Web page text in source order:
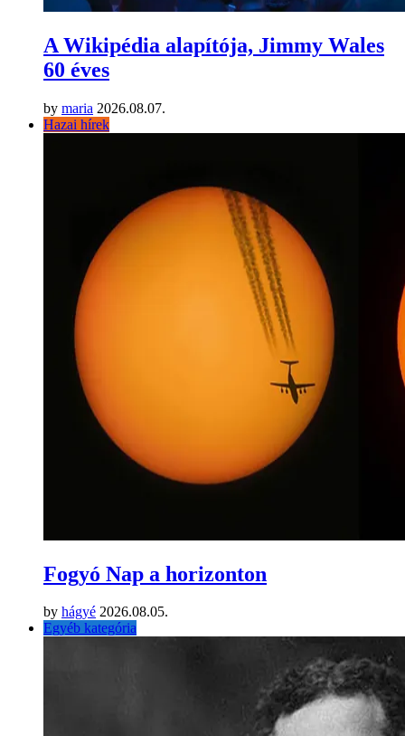
A Wikipédia alapítója, Jimmy Wales
60 éves
by maria 2026.08.07.
Hazai hírek
Fogyó Nap a horizonton
by hágyé 2026.08.05.
Egyéb kategória